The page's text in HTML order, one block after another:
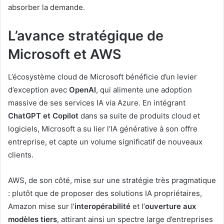
absorber la demande.
L’avance stratégique de
Microsoft et AWS
L’écosystème cloud de Microsoft bénéficie d’un levier
d’exception avec OpenAI, qui alimente une adoption
massive de ses services IA via Azure. En intégrant
ChatGPT et Copilot dans sa suite de produits cloud et
logiciels, Microsoft a su lier l’IA générative à son offre
entreprise, et capte un volume significatif de nouveaux
clients.
AWS, de son côté, mise sur une stratégie très pragmatique
: plutôt que de proposer des solutions IA propriétaires,
Amazon mise sur l’interopérabilité et l’ouverture aux
modèles tiers, attirant ainsi un spectre large d’entreprises